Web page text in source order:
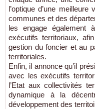
l’optique d’une
communes et des
les engage également
exécutifs territoriaux,
gestion du foncier et au
territoriales.
Enfin, il annonce qu’il
avec les exécutifs
l’Etat aux collectivités
dynamique à la
développement des